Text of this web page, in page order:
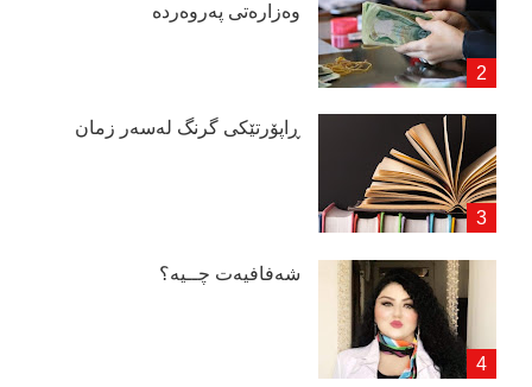
وەزارەتی پەروەردە
ڕاپۆرتێكی گرنگ لەسەر زمان
شەفافیەت چــیە؟